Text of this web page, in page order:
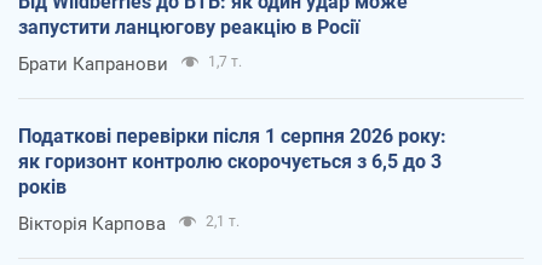
запустити ланцюгову реакцію в Росії
Брати Капранови 1,7 т.
Податкові перевірки після 1 серпня 2026 року:
як горизонт контролю скорочується з 6,5 до 3
років
Вікторія Карпова 2,1 т.